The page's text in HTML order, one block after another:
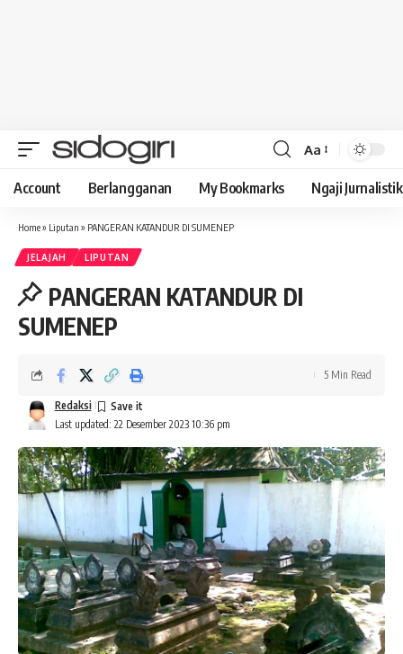
Font
Resizer
Aa
Account Berlangganan My Bookmarks Ngaji Jurnalistik
Home» Liputan » PANGERAN KATANDUR DI SUMENEP
JELAJAH LIPUTAN
PANGERAN KATANDUR DI
SUMENEP
Last updated: 22 Desember 2023 10:36 pm
Redaksi
5 Min Read